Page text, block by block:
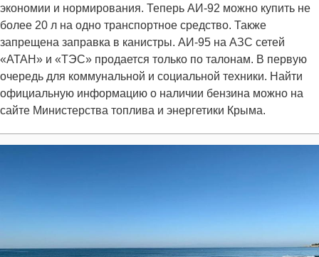
экономии и нормирования. Теперь АИ-92 можно купить не
более 20 л на одно транспортное средство. Также
запрещена заправка в канистры. АИ-95 на АЗС сетей
«АТАН» и «ТЭС» продается только по талонам. В первую
очередь для коммунальной и социальной техники. Найти
официальную информацию о наличии бензина можно на
сайте Министерства топлива и энергетики Крыма.